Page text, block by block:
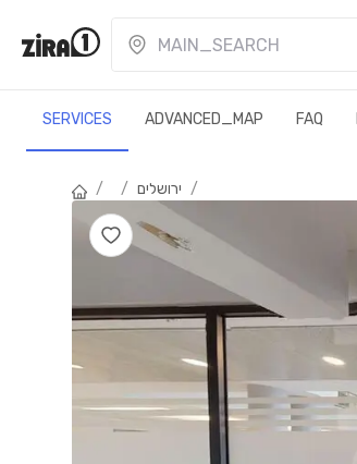
SERVICES ADVANCED_MAP FAQ
/ / ירושלים /